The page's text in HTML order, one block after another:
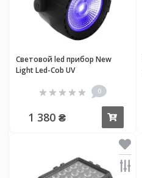
Световой led прибор New
Light Led-Cob UV
0
1 380 ₴